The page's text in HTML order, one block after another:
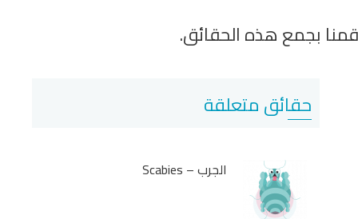
قمنا بجمع هذه الحقائق.
حقائق متعلقة
الجرب – Scabies